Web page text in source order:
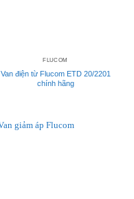
FLUCOM
Van điện từ Flucom ETD 20/2201
chính hãng